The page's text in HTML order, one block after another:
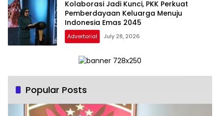
Kolaborasi Jadi Kunci, PKK Perkuat
Pemberdayaan Keluarga Menuju
Indonesia Emas 2045
Advertorial July 28, 2026
Popular Posts